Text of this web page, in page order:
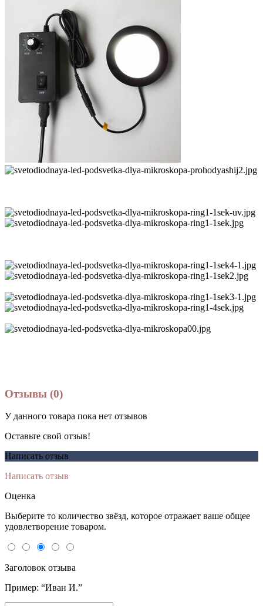
Отзывы (0)
У данного товара пока нет отзывов
Оставьте свой отзыв!
Написать отзыв
Написать отзыв
Оценка
Выберите то количество звёзд, которое отражает ваше общее
удовлетворение товаром.
Заголовок отзыва
Пример: “Иван И.”